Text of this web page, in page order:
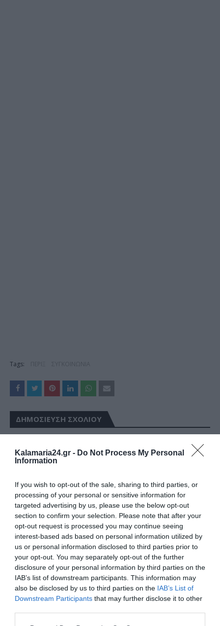
Kalamaria24.gr - Do Not Process My Personal
Information
If you wish to opt-out of the sale, sharing to third parties, or
processing of your personal or sensitive information for
targeted advertising by us, please use the below opt-out
section to confirm your selection. Please note that after your
opt-out request is processed you may continue seeing
interest-based ads based on personal information utilized by
us or personal information disclosed to third parties prior to
your opt-out. You may separately opt-out of the further
disclosure of your personal information by third parties on the
IAB’s list of downstream participants. This information may
also be disclosed by us to third parties on the IAB’s List of
Downstream Participants that may further disclose it to other
Tags:
ΔΗΜΟΣΊΕΥΣΗ ΣΧΟΛΊΟΥ